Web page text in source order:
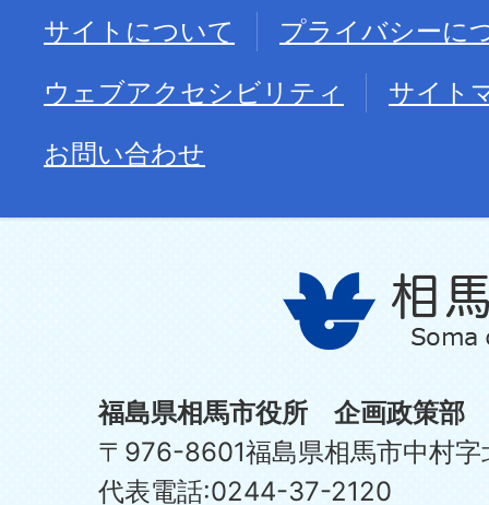
サイトについて
プライバシーに
ウェブアクセシビリティ
サイト
お問い合わせ
福島県相馬市役所 企画政策部
〒976-8601福島県相馬市中村
代表電話:0244-37-2120